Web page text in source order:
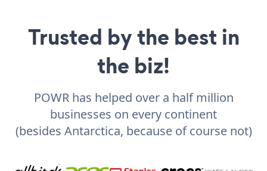
Trusted by the best in
the biz!
POWR has helped over a half million
businesses on every continent
(besides Antarctica, because of course not)